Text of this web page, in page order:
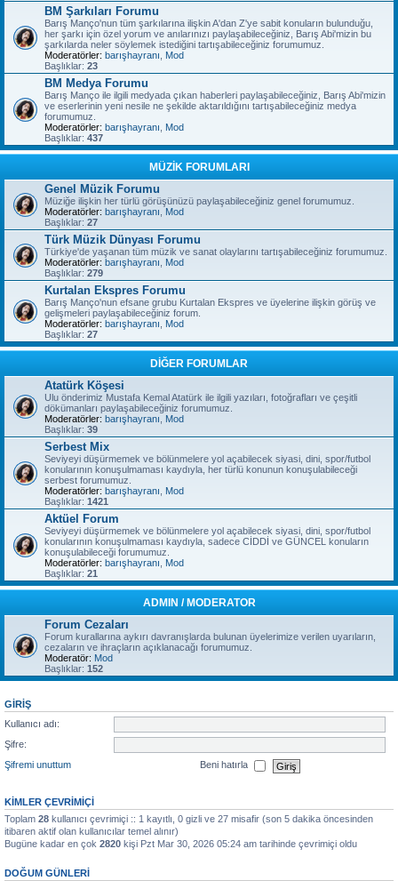
BM Şarkıları Forumu
Barış Manço'nun tüm şarkılarına ilişkin A'dan Z'ye sabit konuların bulunduğu,
her şarkı için özel yorum ve anılarınızı paylaşabileceğiniz, Barış Abi'mizin bu
şarkılarda neler söylemek istediğini tartışabileceğiniz forumumuz.
Moderatörler: barışhayranı
Mod
Başlıklar: 23
BM Medya Forumu
Barış Manço ile ilgili medyada çıkan haberleri paylaşabileceğiniz, Barış Abi'mizin
ve eserlerinin yeni nesile ne şekilde aktarıldığını tartışabileceğiniz medya
forumumuz.
Moderatörler: barışhayranı
Mod
Başlıklar: 437
MÜZİK FORUMLARI
Genel Müzik Forumu
Müziğe ilişkin her türlü görüşünüzü paylaşabileceğiniz genel forumumuz.
Moderatörler: barışhayranı
Mod
Başlıklar: 27
Türk Müzik Dünyası Forumu
Türkiye'de yaşanan tüm müzik ve sanat olaylarını tartışabileceğiniz forumumuz.
Moderatörler: barışhayranı
Mod
Başlıklar: 279
Kurtalan Ekspres Forumu
Barış Manço'nun efsane grubu Kurtalan Ekspres ve üyelerine ilişkin görüş ve
gelişmeleri paylaşabileceğiniz forum.
Moderatörler: barışhayranı
Mod
Başlıklar: 27
DİĞER FORUMLAR
Atatürk Köşesi
Ulu önderimiz Mustafa Kemal Atatürk ile ilgili yazıları, fotoğrafları ve çeşitli
dökümanları paylaşabileceğiniz forumumuz.
Moderatörler: barışhayranı
Mod
Başlıklar: 39
Serbest Mix
Seviyeyi düşürmemek ve bölünmelere yol açabilecek siyasi, dini, spor/futbol
konularının konuşulmaması kaydıyla, her türlü konunun konuşulabileceği
serbest forumumuz.
Moderatörler: barışhayranı
Mod
Başlıklar: 1421
Aktüel Forum
Seviyeyi düşürmemek ve bölünmelere yol açabilecek siyasi, dini, spor/futbol
konularının konuşulmaması kaydıyla, sadece CİDDİ ve GÜNCEL konuların
konuşulabileceği forumumuz.
Moderatörler: barışhayranı
Mod
Başlıklar: 21
ADMIN / MODERATOR
Forum Cezaları
Forum kurallarına aykırı davranışlarda bulunan üyelerimize verilen uyarıların,
cezaların ve ihraçların açıklanacağı forumumuz.
Moderatör: Mod
Başlıklar: 152
GIRIŞ
Kullanıcı adı:
Şifre:
Şifremi unuttum
Beni hatırla
KIMLER ÇEVRIMIÇI
Toplam 28 kullanıcı çevrimiçi :: 1 kayıtlı, 0 gizli ve 27 misafir (son 5 dakika öncesinden
itibaren aktif olan kullanıcılar temel alınır)
Bugüne kadar en çok 2820 kişi Pzt Mar 30, 2026 05:24 am tarihinde çevrimiçi oldu
DOĞUM GÜNLERI